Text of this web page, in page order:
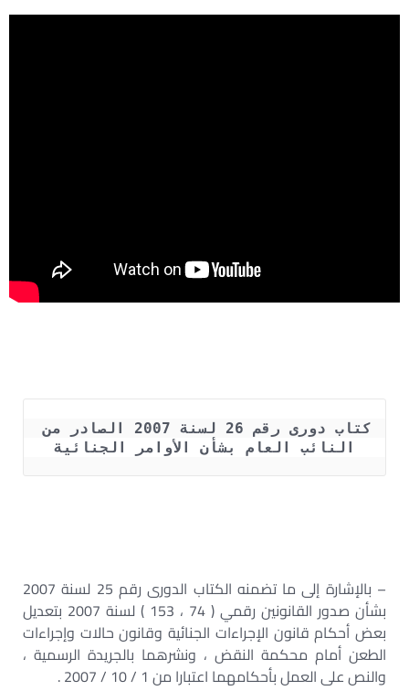
كتاب دورى رقم 26 لسنة 2007 الصادر من
النائب العام بشأن الأوامر الجنائية
– بالإشارة إلى ما تضمنه الكتاب الدورى رقم 25 لسنة 2007
بشأن صدور القانونين رقمي ( 74 ، 153 ) لسنة 2007 بتعديل
بعض أحكام قانون الإجراءات الجنائية وقانون حالات وإجراءات
الطعن أمام محكمة النقض ، ونشرهما بالجريدة الرسمية ،
والنص على العمل بأحكامهما اعتبارا من 1 / 10 / 2007 .